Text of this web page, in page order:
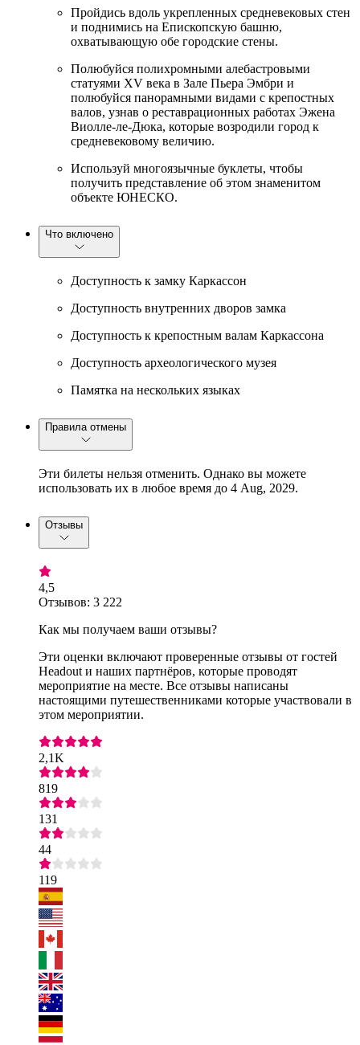
Пройдись вдоль укрепленных средневековых стен
и поднимись на Епископскую башню,
охватывающую обе городские стены.
Полюбуйся полихромными алебастровыми
статуями XV века в Зале Пьера Эмбри и
полюбуйся панорамными видами с крепостных
валов, узнав о реставрационных работах Эжена
Виолле-ле-Дюка, которые возродили город к
средневековому величию.
Используй многоязычные буклеты, чтобы
получить представление об этом знаменитом
объекте ЮНЕСКО.
Что включено
Доступность к замку Каркассон
Доступность внутренних дворов замка
Доступность к крепостным валам Каркассона
Доступность археологического музея
Памятка на нескольких языках
Правила отмены
Эти билеты нельзя отменить. Однако вы можете
использовать их в любое время до 4 Aug, 2029.
Отзывы
4,5
Отзывов: 3 222
Как мы получаем ваши отзывы?
Эти оценки включают проверенные отзывы от гостей
Headout и наших партнёров, которые проводят
мероприятие на месте. Все отзывы написаны
настоящими путешественниками которые участвовали в
этом мероприятии.
2,1K
819
131
44
119